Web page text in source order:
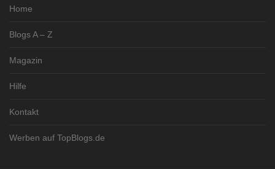
Home
Blogs A – Z
Magazin
Hilfe
Kontakt
Werben auf TopBlogs.de